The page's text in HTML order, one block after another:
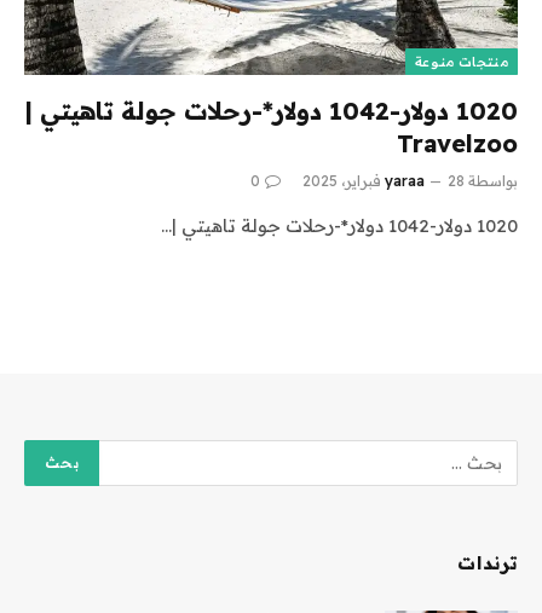
منتجات منوعة
1020 دولار-1042 دولار*-رحلات جولة تاهيتي |
Travelzoo
بواسطة yaraa 28 فبراير، 2025 0
1020 دولار-1042 دولار*-رحلات جولة تاهيتي |…
ترندات